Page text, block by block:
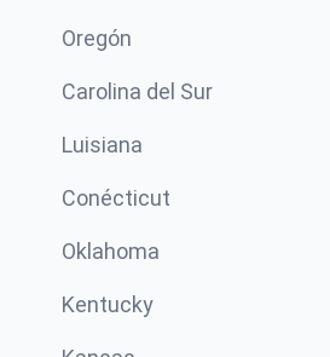
Oregón
Carolina del Sur
Luisiana
Conécticut
Oklahoma
Kentucky